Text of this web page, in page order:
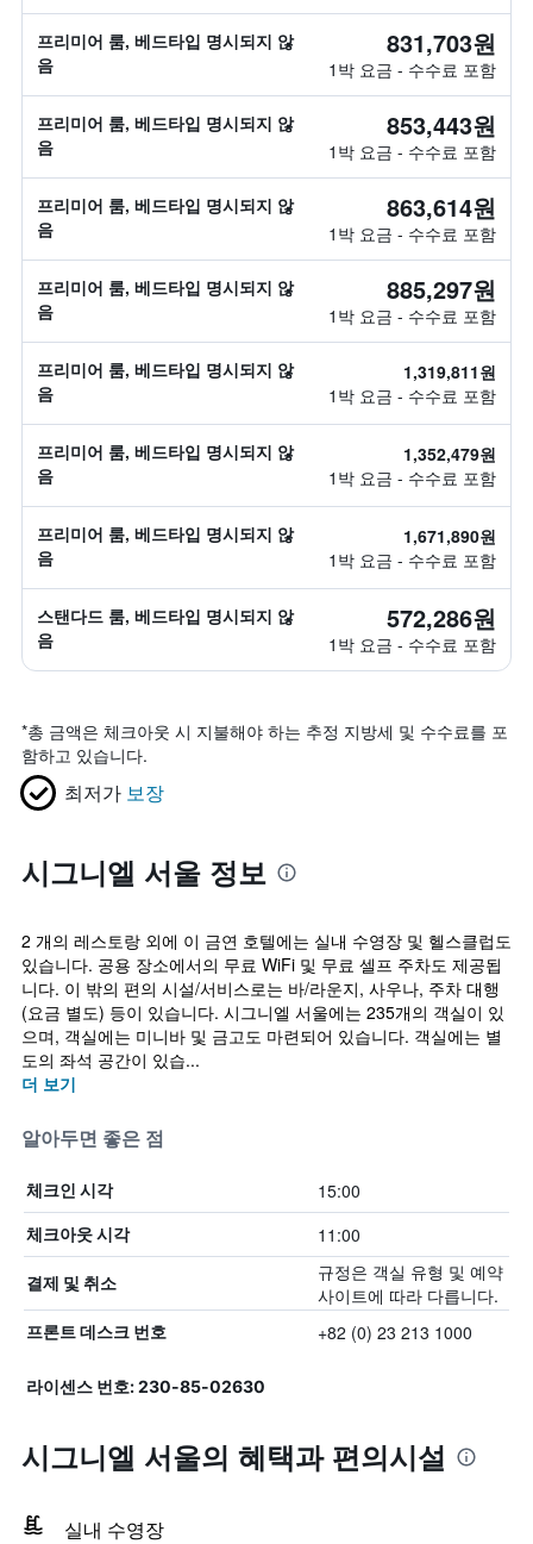
프리미어 룸, 베드타입 명시되지 않
음
831,703원
1박 요금 - 수수료 포함
프리미어 룸, 베드타입 명시되지 않
음
853,443원
1박 요금 - 수수료 포함
프리미어 룸, 베드타입 명시되지 않
음
863,614원
1박 요금 - 수수료 포함
프리미어 룸, 베드타입 명시되지 않
음
885,297원
1박 요금 - 수수료 포함
프리미어 룸, 베드타입 명시되지 않
음
1,319,811원
1박 요금 - 수수료 포함
프리미어 룸, 베드타입 명시되지 않
음
1,352,479원
1박 요금 - 수수료 포함
프리미어 룸, 베드타입 명시되지 않
음
1,671,890원
1박 요금 - 수수료 포함
스탠다드 룸, 베드타입 명시되지 않
음
572,286원
1박 요금 - 수수료 포함
*총 금액은 체크아웃 시 지불해야 하는 추정 지방세 및 수수료를 포
함하고 있습니다.
최저가 보장
시그니엘 서울 정보
2 개의 레스토랑 외에 이 금연 호텔에는 실내 수영장 및 헬스클럽도
있습니다. 공용 장소에서의 무료 WiFi 및 무료 셀프 주차도 제공됩
니다. 이 밖의 편의 시설/서비스로는 바/라운지, 사우나, 주차 대행
(요금 별도) 등이 있습니다. 시그니엘 서울에는 235개의 객실이 있
으며, 객실에는 미니바 및 금고도 마련되어 있습니다. 객실에는 별
도의 좌석 공간이 있습...
더 보기
알아두면 좋은 점
체크인 시각 15:00
체크아웃 시각 11:00
결제 및 취소
규정은 객실 유형 및 예약
사이트에 따라 다릅니다.
프론트 데스크 번호 +82 (0) 23 213 1000
라이센스 번호: 230-85-02630
시그니엘 서울의 혜택​과 편의시설
실내 수영장